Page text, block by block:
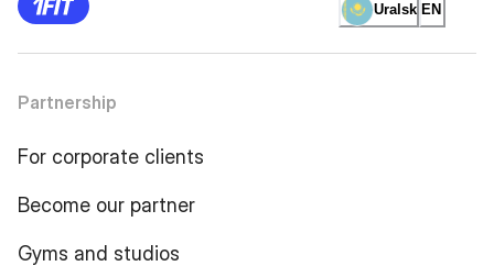
Uralsk EN
Partnership
For corporate clients
Become our partner
Gyms and studios